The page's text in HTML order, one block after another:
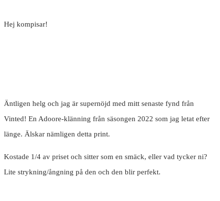
Hej kompisar!
Äntligen helg och jag är supernöjd med mitt senaste fynd från
Vinted! En Adoore-klänning från säsongen 2022 som jag letat efter
länge. Älskar nämligen detta print.
Kostade 1/4 av priset och sitter som en smäck, eller vad tycker ni?
Lite strykning/ångning på den och den blir perfekt.